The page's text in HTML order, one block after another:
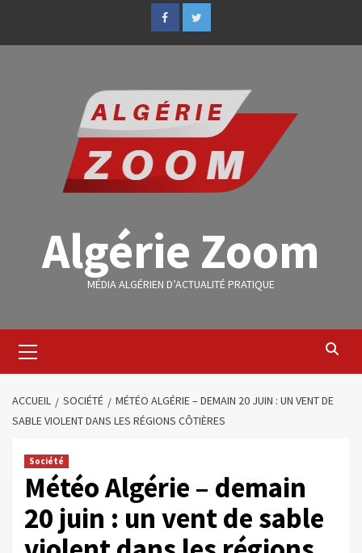
Algérie Zoom
MÉDIA ALGÉRIEN D’ACTUALITÉ PRATIQUE
ACCUEIL SOCIÉTÉ
MÉTÉO ALGÉRIE – DEMAIN 20 JUIN : UN VENT DE
SABLE VIOLENT DANS LES RÉGIONS CÔTIÈRES
Société
Météo Algérie – demain
20 juin : un vent de sable